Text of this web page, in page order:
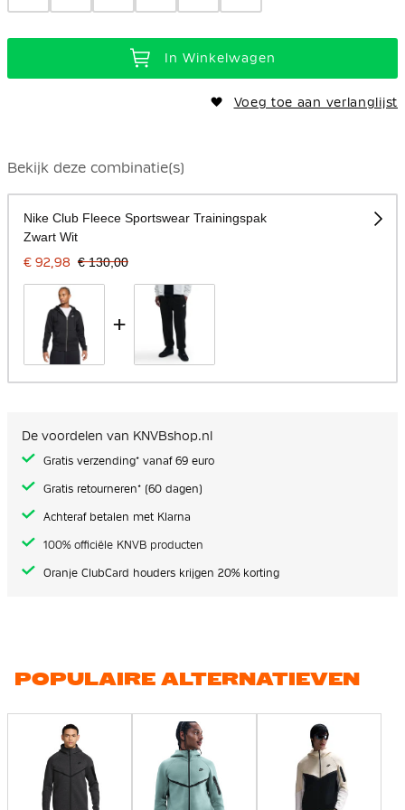
In Winkelwagen
Voeg toe aan verlanglijst
Bekijk deze combinatie(s)
Nike Club Fleece Sportswear Trainingspak
Zwart Wit
€ 92,98 € 130,00
+
De voordelen van KNVBshop.nl
Gratis verzending* vanaf 69 euro
Gratis retourneren* (60 dagen)
Achteraf betalen met Klarna
100% officiële KNVB producten
Oranje ClubCard houders krijgen 20% korting
POPULAIRE ALTERNATIEVEN